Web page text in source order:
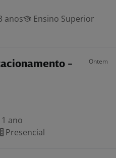
anos
Ensino Superior
-
Ontem
ano
Presencial